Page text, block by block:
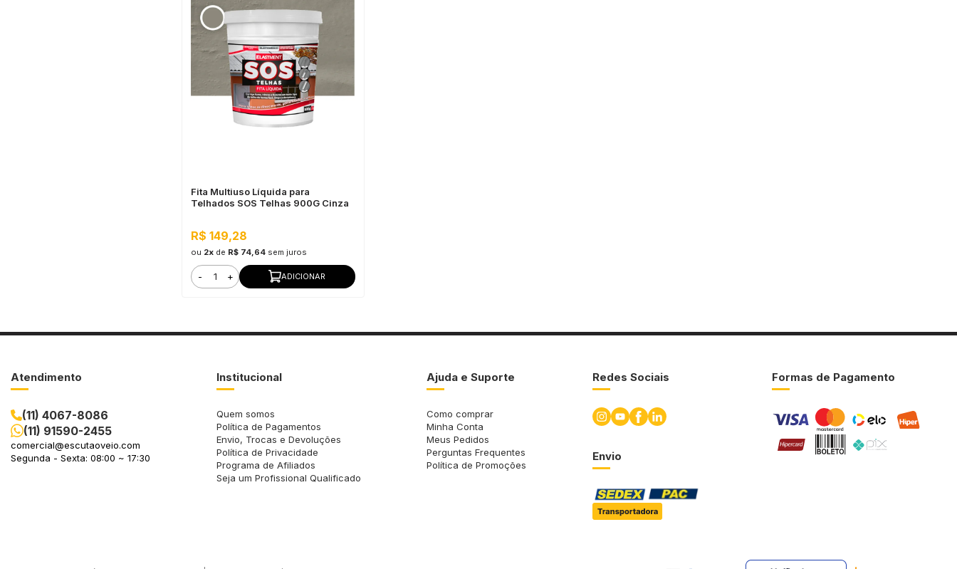
Fita Multiuso Líquida para
Telhados SOS Telhas 900G Cinza
R$ 149,28
ou 2x de R$ 74,64 sem juros
- + ADICIONAR
Atendimento
(11) 4067-8086
(11) 91590-2455
comercial@escutaoveio.com
Segunda - Sexta: 08:00 ~ 17:30
Institucional
Quem somos
Política de Pagamentos
Envio, Trocas e Devoluções
Política de Privacidade
Programa de Afiliados
Seja um Profissional Qualificado
Ajuda e Suporte
Como comprar
Minha Conta
Meus Pedidos
Perguntas Frequentes
Política de Promoções
Redes Sociais
Envio
Formas de Pagamento